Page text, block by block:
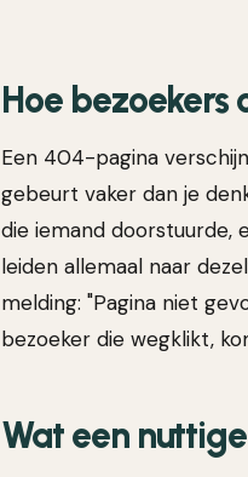
Hoe
Een 404-pagina
gebeurt vaker dan je
die iemand doorstuurde,
leiden allemaal naar
melding: "Pagina niet
bezoeker die wegklikt,
Wat een